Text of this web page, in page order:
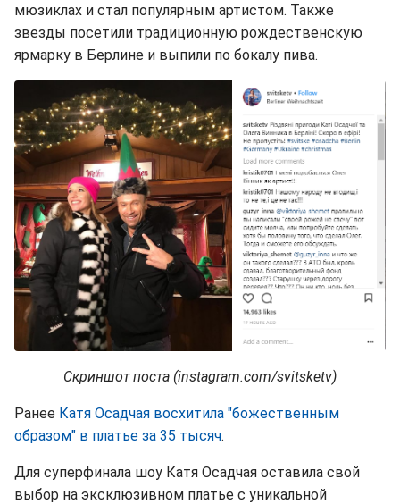
мюзиклах и стал популярным артистом. Также
звезды посетили традиционную рождественскую
ярмарку в Берлине и выпили по бокалу пива.
Скриншот поста (instagram.com/svitsketv)
Ранее Катя Осадчая восхитила "божественным
образом" в платье за 35 тысяч.
Для суперфинала шоу Катя Осадчая оставила свой
выбор на эксклюзивном платье с уникальной